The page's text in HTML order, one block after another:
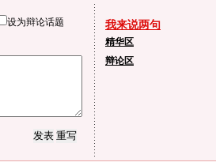
设为辩论话题 我来说两句
精华区
辩论区